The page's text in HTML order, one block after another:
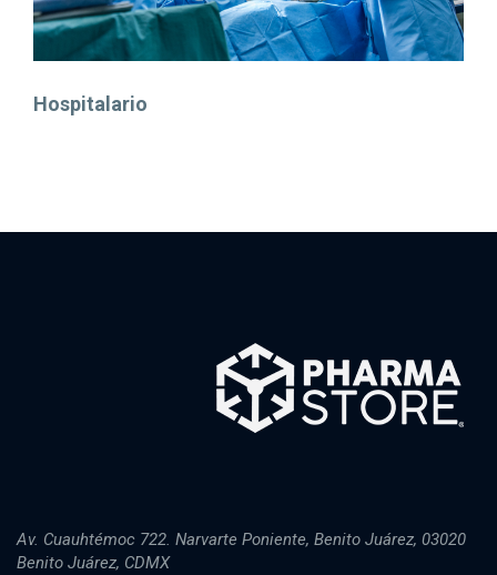
Hospitalario
Av. Cuauhtémoc 722. Narvarte Poniente, Benito Juárez, 03020
Benito Juárez, CDMX